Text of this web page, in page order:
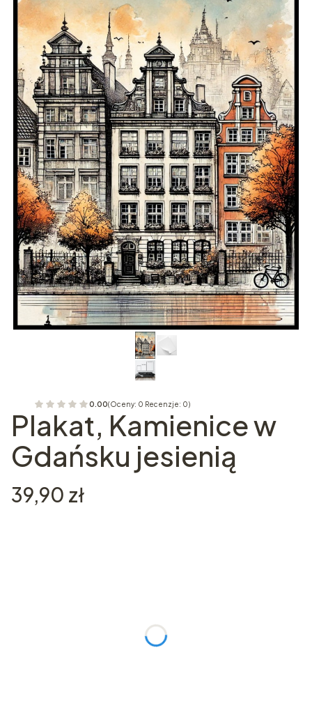
0.00(Oceny: 0 Recenzje: 0)
Plakat, Kamienice w
Gdańsku jesienią
Cena
39,90 zł